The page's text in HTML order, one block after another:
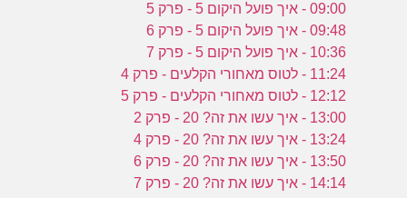
09:00 - איך פועל היקום 5 - פרק 5
09:48 - איך פועל היקום 5 - פרק 6
10:36 - איך פועל היקום 5 - פרק 7
11:24 - לטוס מאחורי הקלעים - פרק 4
12:12 - לטוס מאחורי הקלעים - פרק 5
13:00 - איך עשו את זה? 20 - פרק 2
13:24 - איך עשו את זה? 20 - פרק 4
13:50 - איך עשו את זה? 20 - פרק 6
14:14 - איך עשו את זה? 20 - פרק 7